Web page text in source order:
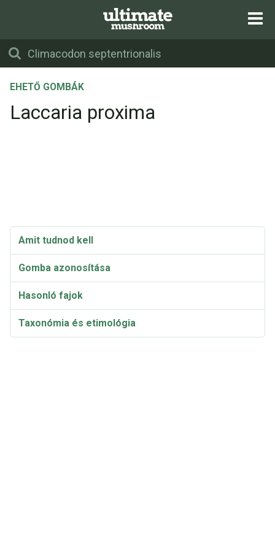
EHETŐ GOMBÁK
Laccaria proxima
Amit tudnod kell
Gomba azonosítása
Hasonló fajok
Taxonómia és etimológia